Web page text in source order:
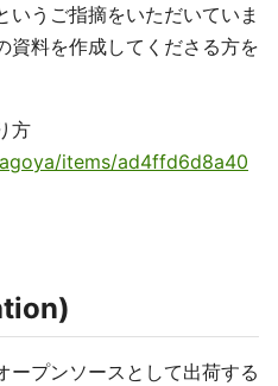
うご指摘をいただいていま
資料を作成してくださる方を
方
items/ad4ffd6d8a40
ープンソースとして出荷する